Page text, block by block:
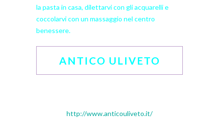
la pasta in casa, dilettarvi con gli acquarelli e
coccolarvi con un massaggio nel centro
benessere.
ANTICO ULIVETO
http://www.anticouliveto.it/